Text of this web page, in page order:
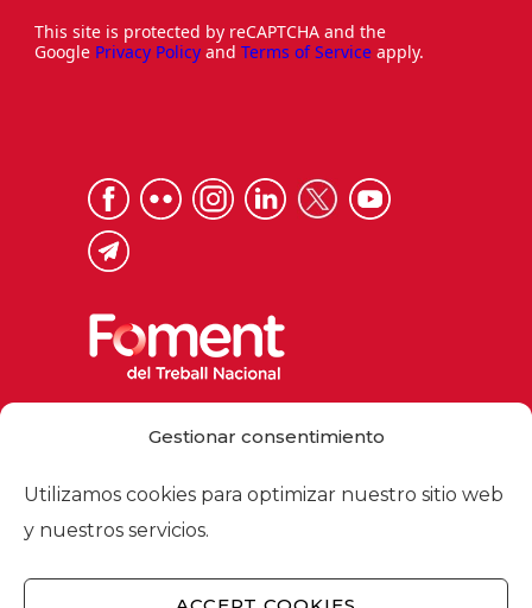
Gestionar consentimiento
Utilizamos cookies para optimizar nuestro sitio web
y nuestros servicios.
This site is protected by reCAPTCHA and the
Google Privacy Policy and Terms of Service apply.
foment@foment.com